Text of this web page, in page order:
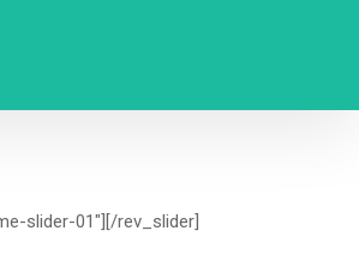
slider-01″][/rev_slider]